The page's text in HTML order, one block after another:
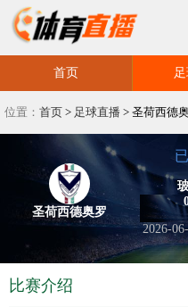
首页
位置： 首页 > 足球直播 > 圣荷西德
圣荷西德奥罗
2026-
比赛介绍